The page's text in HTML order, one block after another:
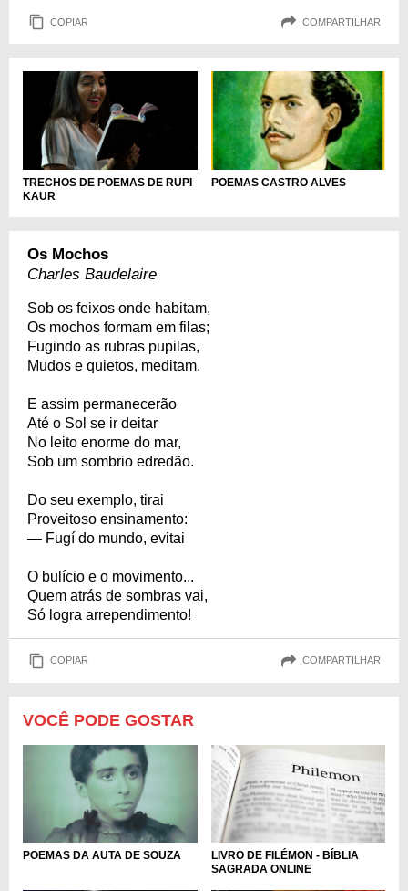
COPIAR COMPARTILHAR
TRECHOS DE POEMAS DE RUPI
KAUR
POEMAS CASTRO ALVES
Os Mochos
Charles Baudelaire
Sob os feixos onde habitam,
Os mochos formam em filas;
Fugindo as rubras pupilas,
Mudos e quietos, meditam.
E assim permanecerão
Até o Sol se ir deitar
No leito enorme do mar,
Sob um sombrio edredão.
Do seu exemplo, tirai
Proveitoso ensinamento:
— Fugí do mundo, evitai
O bulício e o movimento...
Quem atrás de sombras vai,
Só logra arrependimento!
COPIAR COMPARTILHAR
VOCÊ PODE GOSTAR
POEMAS DA AUTA DE SOUZA
LIVRO DE FILÉMON - BÍBLIA
SAGRADA ONLINE